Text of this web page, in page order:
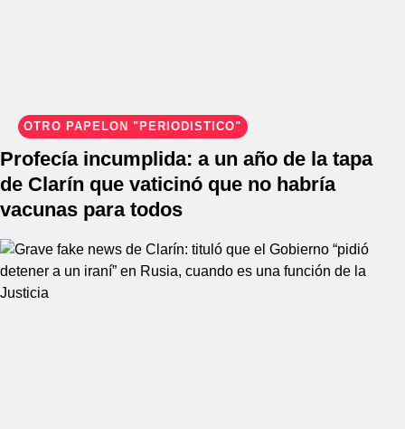
OTRO PAPELÓN "PERIODÍSTICO"
Profecía incumplida: a un año de la tapa
de Clarín que vaticinó que no habría
vacunas para todos